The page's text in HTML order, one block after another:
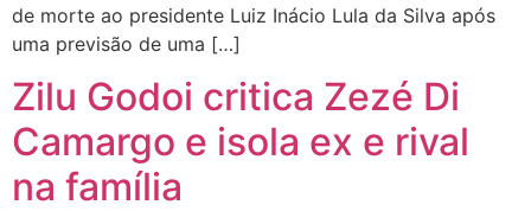
de morte ao presidente Luiz Inácio Lula da Silva após
uma previsão de uma […]
Zilu Godoi critica Zezé Di
Camargo e isola ex e rival
na família